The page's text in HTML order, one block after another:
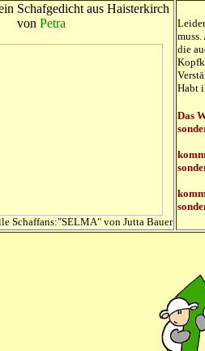
Schafgedicht aus Haisterkirch
von Petra
Schaffans:"SELMA" von Jutta Bauer
die
Habt
Das